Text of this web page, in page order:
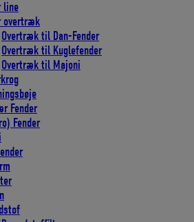
line
overtræk
Overtræk til Dan-Fender
Overtræk til Kuglefender
Overtræk til Majoni
Fender
Fender